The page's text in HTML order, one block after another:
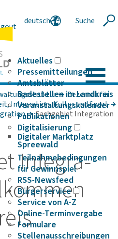
deutsch
Suche
Aktuelles
Pressemitteilungen
Amtsblätter
Badestellen im Landkreis
Veranstaltungskalender
Publikationen
Digitalisierung
Digitaler Marktplatz
Spreewald
Teilnahmebedingungen
für Gewinnspiel
RSS-Newsfeed
Bürgerservice
Service von A-Z
Online-Terminvergabe
Formulare
Stellenausschreibungen
Dezernat für
Integration, Kultur und Sport
Sachgebiet Integration
Inte­gra­